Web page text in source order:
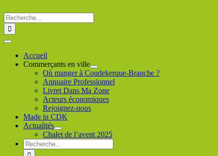
au
contenu
Rechercher
:
Toggle
NavigationAccueil
Commerçants en ville
Où manger à Coudekerque-Branche ?
Annuaire Professionnel
Livret Dans Ma Zone
Acteurs économiques
Rejoignez-nous
Made in CDK
Actualités
Chalet de l’avent 2025
Rechercher
: